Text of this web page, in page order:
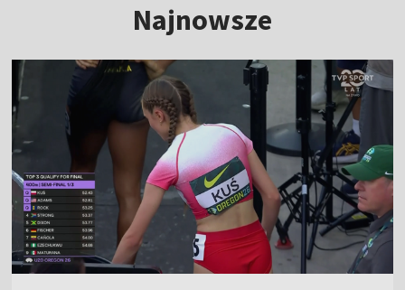
Najnowsze